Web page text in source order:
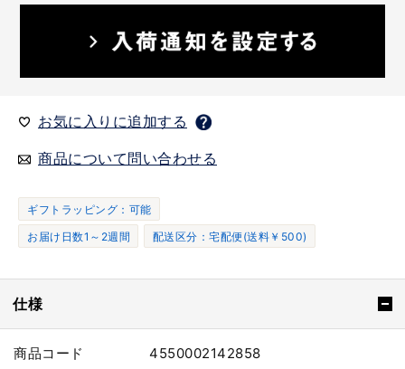
お気に入りに追加する
商品について問い合わせる
ギフトラッピング：可能
お届け日数1～2週間
配送区分：宅配便(送料￥500)
仕様
商品コード
4550002142858